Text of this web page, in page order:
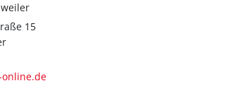
15
online.de